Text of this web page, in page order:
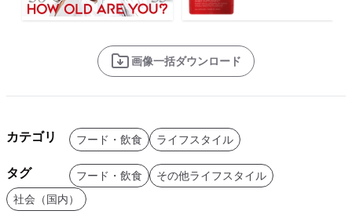
画像一括ダウンロード
カテゴリ フード・飲食 ライフスタイル
タグ フード・飲食
その他ライフスタイル
社会（国内）